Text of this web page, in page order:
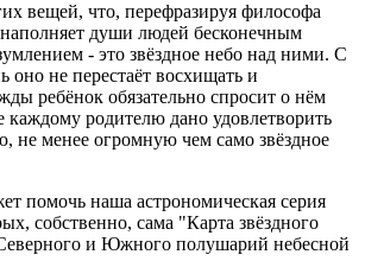
вещей, что, перефразируя философа
души людей бесконечным
- это звёздное небо над ними. С
оно не перестаёт восхищать и
ребёнок обязательно спросит о нём
родителю дано удовлетворить
не менее огромную чем само звёздное
помочь наша астрономическая серия
собственно, сама "Карта звёздного
и Южного полушарий небесной